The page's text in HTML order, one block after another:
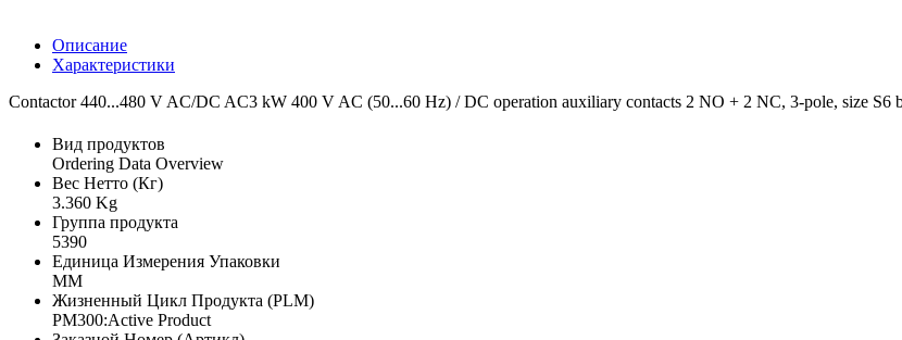
Описание
Характеристики
Contactor 440...480 V AC/DC AC3 kW 400 V AC (50...60 Hz) / DC operation auxiliary contacts 2 NO + 2 NC, 3-pole, size S6
Вид продуктов
Ordering Data Overview
Вес Нетто (Кг)
3.360 Kg
Группа продукта
5390
Единица Измерения Упаковки
MM
Жизненный Цикл Продукта (PLM)
PM300:Active Product